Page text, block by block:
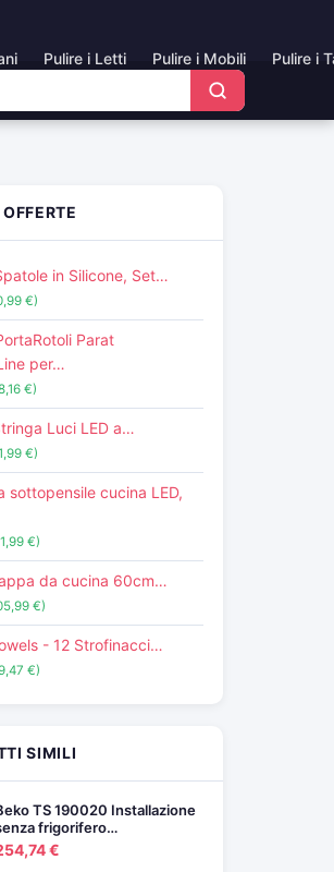
Pulire i Letti Pulire i Mobili Pulire i
in Silicone, Set…
€)
Parat
per…
€)
Luci LED a…
€)
sottopensile cucina LED,
€)
da cucina 60cm…
€)
- 12 Strofinacci…
€)
SIMILI
TS 190020 Installazione
frigorifero…
€